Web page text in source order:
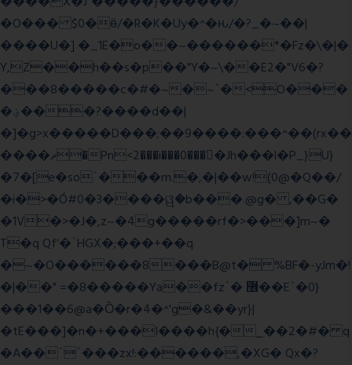
�O��� $0�ӫ/�R�K�Uy�^�ԋ/�?_�~��|
����U�] �_1E�o��~������*�Fz�\�|�
Y,Z��h��s�p��"Y�~\��E2�"V6�?
���8�����c�#�~�~`�<O���
�؋���?����d��|
�]�g>x�����D���;��9����:���^��(rx��
����ޡ�Pn<2���i���0���𩆿�Jh���l�P_}U}
�7�[e�so`���m.�,�|��w!(0@�Q��/
�i�>�Ó#0�3����ୱ�b���.@g� ,��G�
�1V�>�J�,z~�4g�����rf�>���]m~�
T�q Qf'�`HGX�;���+��q
�~�O������8���B@t� %BF�-yJm�!
�|��" =�8�����Ya��fz`� ޶��E`�0}
���1��6@a�Ȍ�r�4�^'g�&��yr}|
�tE���]�n�+���I����h{�_̣��2�#� q
�A��``���zx!:������,�XG� Qx�?